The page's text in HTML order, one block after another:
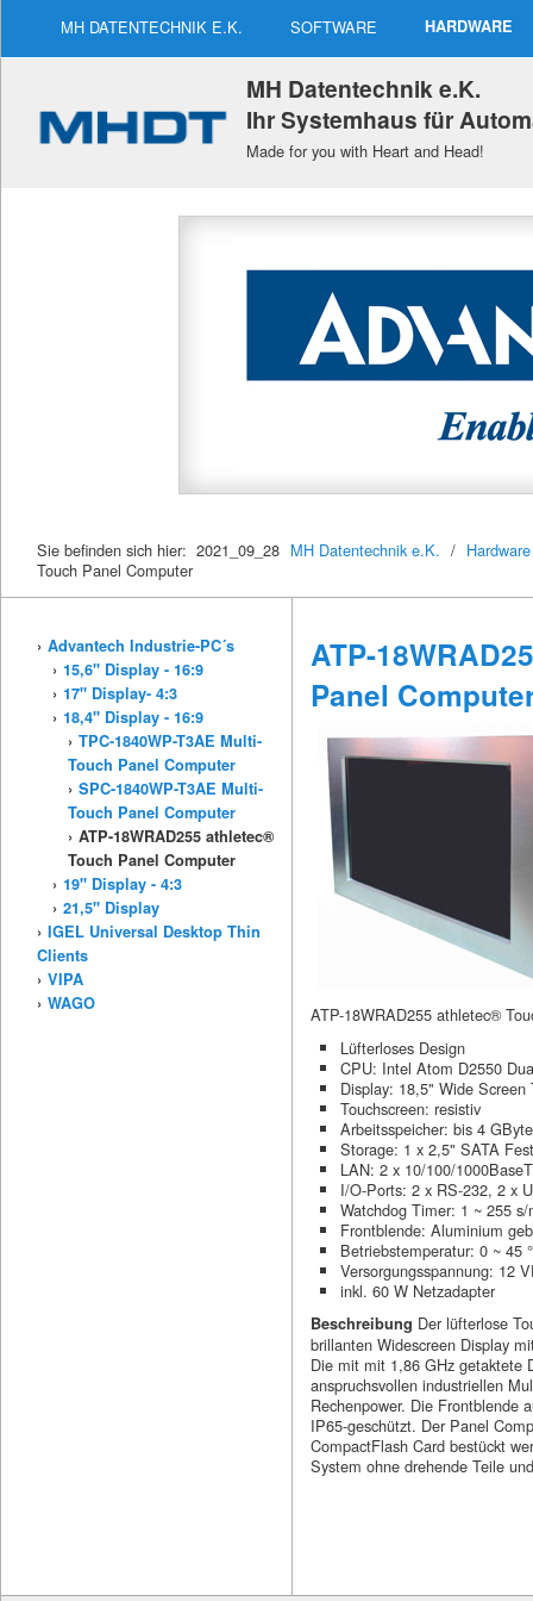
MH DATENTECHNIK E.K. SOFTWARE HARDWARE
MH Datentechnik e.K.
Ihr Systemhaus für
Made for you with Heart and Head!
Sie befinden sich hier: 2021_09_28 MH Datentechnik e.K. / Hardware
Touch Panel Computer
Advantech Industrie-PC´s
15,6" Display - 16:9
17" Display- 4:3
18,4" Display - 16:9
TPC-1840WP-T3AE Multi-
Touch Panel Computer
SPC-1840WP-T3AE Multi-
Touch Panel Computer
ATP-18WRAD255 athletec®
Touch Panel Computer
19" Display - 4:3
21,5" Display
IGEL Universal Desktop Thin
Clients
VIPA
WAGO
ATP-
Panel
ATP-18WRAD255 athletec®
Lüfterloses Design
CPU: Intel Atom D2550
Display: 18,5" Wide
Touchscreen: resistiv
Arbeitsspeicher: bis 4
Storage: 1 x 2,5" SATA
LAN: 2 x 10/100/1000BaseT
I/O-Ports: 2 x RS-232, 2 x
Watchdog Timer: 1 ~ 255 s/
Frontblende: Aluminium
Betriebstemperatur: 0 ~ 45
Versorgungsspannung: 12
inkl. 60 W Netzadapter
Beschreibung Der lüfterlose
brillanten Widescreen Display
Die mit mit 1,86 GHz getaktete
anspruchsvollen industriellen
Rechenpower. Die Frontblende
IP65-geschützt. Der Panel
CompactFlash Card bestückt
System ohne drehende Teile